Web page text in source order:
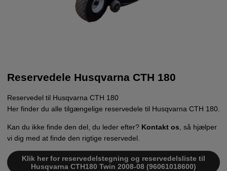
Reservedele Husqvarna CTH 180
Reservedel til Husqvarna CTH 180
Her finder du alle tilgængelige reservedele til Husqvarna CTH 180.
Kan du ikke finde den del, du leder efter? Kontakt os , så hjælper
vi dig med at finde den rigtige reservedel.
Klik her for reservedelstegning og reservedelsliste til
Husqvarna CTH180 Twin 2008-08 (96061018600)